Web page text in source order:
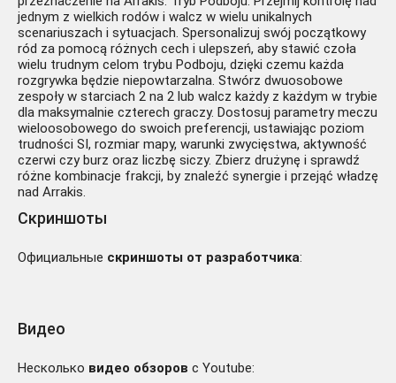
jednym z wielkich rodów i walcz w wielu unikalnych
scenariuszach i sytuacjach. Spersonalizuj swój początkowy
ród za pomocą różnych cech i ulepszeń, aby stawić czoła
wielu trudnym celom trybu Podboju, dzięki czemu każda
rozgrywka będzie niepowtarzalna. Stwórz dwuosobowe
zespoły w starciach 2 na 2 lub walcz każdy z każdym w trybie
dla maksymalnie czterech graczy. Dostosuj parametry meczu
wieloosobowego do swoich preferencji, ustawiając poziom
trudności SI, rozmiar mapy, warunki zwycięstwa, aktywność
czerwi czy burz oraz liczbę siczy. Zbierz drużynę i sprawdź
różne kombinacje frakcji, by znaleźć synergie i przejąć władzę
nad Arrakis.
Скриншоты
Официальные скриншоты от разработчика:
Видео
Несколько видео обзоров с Youtube: